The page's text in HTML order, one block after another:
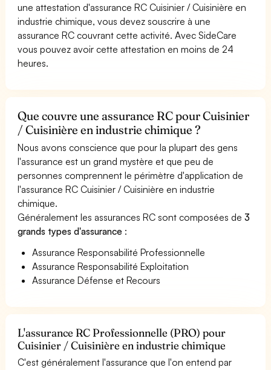
une attestation d'assurance RC Cuisinier / Cuisinière en
industrie chimique, vous devez souscrire à une
assurance RC couvrant cette activité. Avec SideCare
vous pouvez avoir cette attestation en moins de 24
heures.
Que couvre une assurance RC pour Cuisinier
/ Cuisinière en industrie chimique ?
Nous avons conscience que pour la plupart des gens
l'assurance est un grand mystère et que peu de
personnes comprennent le périmètre d'application de
l'assurance RC Cuisinier / Cuisinière en industrie
chimique.
Généralement les assurances RC sont composées de3
grands types d'assurance :
Assurance Responsabilité Professionnelle
Assurance Responsabilité Exploitation
Assurance Défense et Recours
L'assurance RC Professionnelle (PRO) pour
Cuisinier / Cuisinière en industrie chimique
C'est généralement l'assurance que l'on entend par